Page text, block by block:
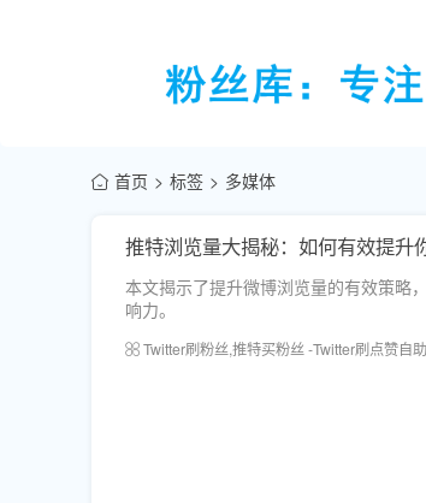
首页 标签 多媒体
推特浏览量大揭秘：如何有效提升
本文揭示了提升微博浏览量的有效策略
响力。
Twitter刷粉丝,推特买粉丝 -Twitter刷点赞自